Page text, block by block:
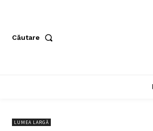
Căutare
LUMEA LARGĂ